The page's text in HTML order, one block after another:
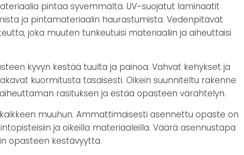
pintaa syvemmältä. UV-suojatut laminaatit
ja pintamateriaalin haurastumista. Vedenpitävät
joka muuten tunkeutuisi materiaaliin ja aiheuttaisi
kyvyn kestää tuulta ja painoa. Vahvat kehykset ja
kuormitusta tasaisesti. Oikein suunniteltu rakenne
rasituksen ja estää opasteen värähtelyn.
muuhun. Ammattimaisesti asennettu opaste on
ja oikeilla materiaaleilla. Väärä asennustapa
opasteen kestävyyttä.